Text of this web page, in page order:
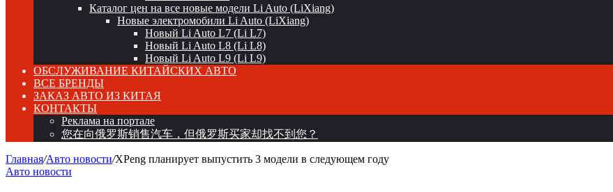
Каталог цен на все новые модели Li Auto (LiXiang)
Новые электромобили Li Auto (LiXiang)
Новый Li Auto L7 (Li L7)
Новый Li Auto L8 (Li L8)
Новый Li Auto L9 (Li L9)
ОБСЛУЖИВАНИЕ КИТАЙСКИХ АВТО
ВСЕ БРЕНДЫ
ЗАКАЗ АВТО ИЗ КИТАЯ
КОНТАКТЫ
Реклама на портале
您在向俄罗斯销售汽车，但俄罗斯买家却找不到您？
Главная/Авто новости/XPeng планирует выпустить 3 модели в следующем году
Авто новости